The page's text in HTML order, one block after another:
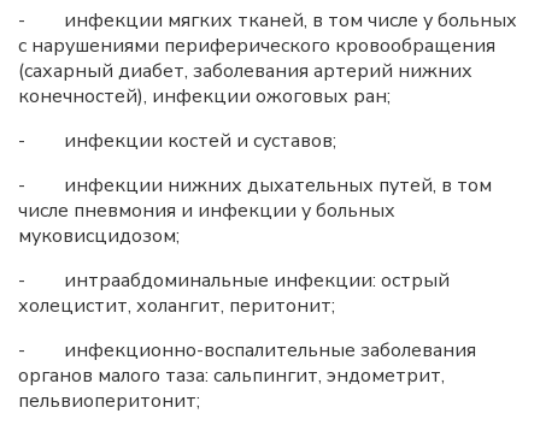
- инфекции мягких тканей, в том числе у больных
с нарушениями периферического кровообращения
(сахарный диабет, заболевания артерий нижних
конечностей), инфекции ожоговых ран;
- инфекции костей и суставов;
- инфекции нижних дыхательных путей, в том
числе пневмония и инфекции у больных
муковисцидозом;
- интраабдоминальные инфекции: острый
холецистит, холангит, перитонит;
- инфекционно-воспалительные заболевания
органов малого таза: сальпингит, эндометрит,
пельвиоперитонит;